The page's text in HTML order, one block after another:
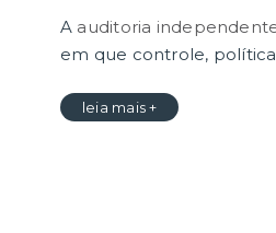
A auditoria
em que controle,
leia mais +